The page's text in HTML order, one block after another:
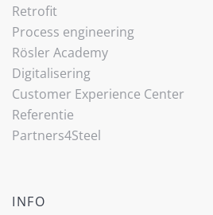
Retrofit
Process engineering
Rösler Academy
Digitalisering
Customer Experience Center
Referentie
Partners4Steel
INFO